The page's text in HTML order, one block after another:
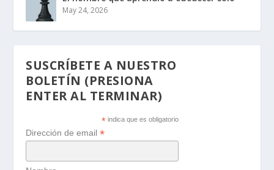
May 24, 2026
SUSCRÍBETE A NUESTRO
BOLETÍN (PRESIONA
ENTER AL TERMINAR)
* indica que es obligatorio
Dirección de email*